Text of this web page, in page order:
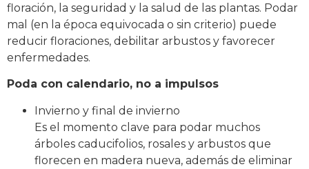
floración, la seguridad y la salud de las plantas. Podar
mal (en la época equivocada o sin criterio) puede
reducir floraciones, debilitar arbustos y favorecer
enfermedades.
Poda con calendario, no a impulsos
Invierno y final de invierno
Es el momento clave para podar muchos
árboles caducifolios, rosales y arbustos que
florecen en madera nueva, además de eliminar